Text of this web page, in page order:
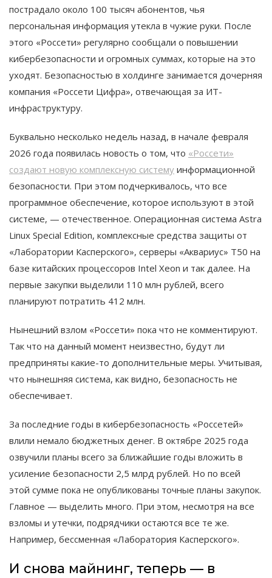
пострадало около 100 тысяч абонентов, чья
персональная информация утекла в чужие руки. После
этого «Россети» регулярно сообщали о повышении
кибербезопасности и огромных суммах, которые на это
уходят. Безопасностью в холдинге занимается дочерняя
компания «Россети Цифра», отвечающая за ИТ-
инфраструктуру.
Буквально несколько недель назад, в начале февраля
2026 года появилась новость о том, что «Россети»
создают новую комплексную систему информационной
безопасности. При этом подчеркивалось, что все
программное обеспечение, которое используют в этой
системе, — отечественное. Операционная система Astra
Linux Special Edition, комплексные средства защиты от
«Лаборатории Касперского», серверы «Аквариус» T50 на
базе китайских процессоров Intel Xeon и так далее. На
первые закупки выделили 110 млн рублей, всего
планируют потратить 412 млн.
Нынешний взлом «Россети» пока что не комментируют.
Так что на данный момент неизвестно, будут ли
предприняты какие-то дополнительные меры. Учитывая,
что нынешняя система, как видно, безопасность не
обеспечивает.
За последние годы в кибербезопасность «Россетей»
влили немало бюджетных денег. В октябре 2025 года
озвучили планы всего за ближайшие годы вложить в
усиление безопасности 2,5 млрд рублей. Но по всей
этой сумме пока не опубликованы точные планы закупок.
Главное — выделить много. При этом, несмотря на все
взломы и утечки, подрядчики остаются все те же.
Например, бессменная «Лаборатория Касперского».
И снова майнинг, теперь — в